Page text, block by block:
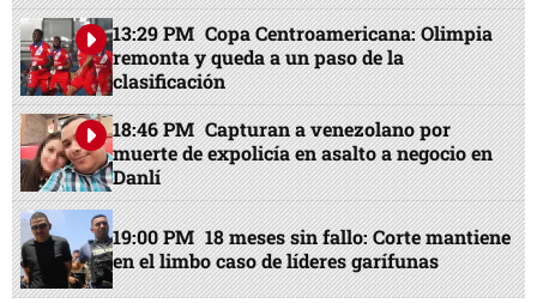
13:29 PM Copa Centroamericana: Olimpia
remonta y queda a un paso de la
clasificación
18:46 PM Capturan a venezolano por
muerte de expolicía en asalto a negocio en
Danlí
19:00 PM 18 meses sin fallo: Corte mantiene
en el limbo caso de líderes garífunas